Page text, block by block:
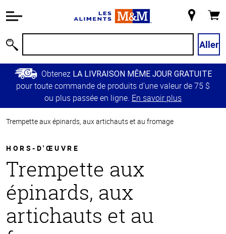
relative à
Passer
contenu
principal
Retour à
principale
magasin
Aller
Obtenez LA LIVRAISON MÊME JOUR GRATUITE
pour toute commande de produits d’une valeur de 75 $
ou plus passée en ligne. En savoir plus
Trempette aux épinards, aux artichauts et au fromage
HORS-D'ŒUVRE
Trempette aux
épinards, aux
artichauts et au